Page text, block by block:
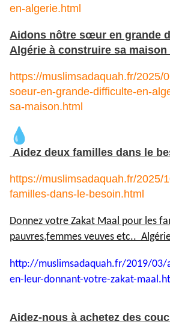
en-algerie.html
Aidons nôtre sœur en grande
Algérie à construire sa maison
https://muslimsadaquah.fr/2025/
soeur-en-grande-difficulte-en-
sa-maison.html
Aidez deux familles dans le
https://muslimsadaquah.fr/2025/
familles-dans-le-besoin.html
Donnez votre Zakat Maal pour les
pauvres,femmes veuves etc..
http://muslimsadaquah.fr/2019/03/
en-leur-donnant-votre-zakat-
Aidez-nous à achetez des